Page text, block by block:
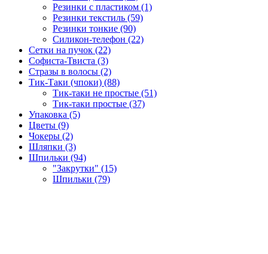
Резинки с пластиком (1)
Резинки текстиль (59)
Резинки тонкие (90)
Силикон-телефон (22)
Сетки на пучок (22)
Софиста-Твиста (3)
Стразы в волосы (2)
Тик-Таки (чпоки) (88)
Тик-таки не простые (51)
Тик-таки простые (37)
Упаковка (5)
Цветы (9)
Чокеры (2)
Шляпки (3)
Шпильки (94)
"Закрутки" (15)
Шпильки (79)